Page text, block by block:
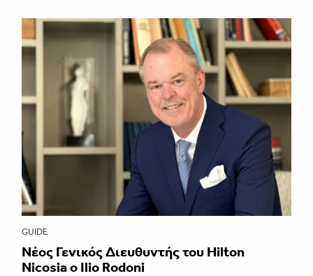
GUIDE
Νέος Γενικός Διευθυντής του Hilton
Nicosia ο Ilio Rodoni